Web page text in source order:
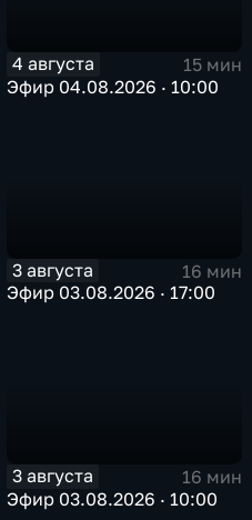
4 августа
15 мин
Эфир 04.08.2026 · 10:00
3 августа
16 мин
Эфир 03.08.2026 · 17:00
3 августа
16 мин
Эфир 03.08.2026 · 10:00